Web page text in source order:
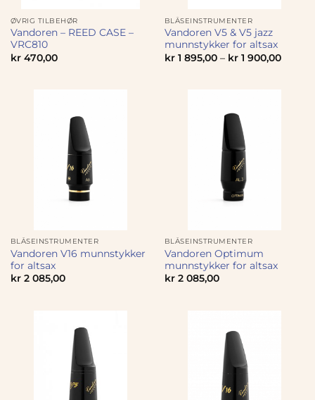
ØVRIG TILBEHØR
Vandoren – REED CASE –
VRC810
kr470,00
BLÅSEINSTRUMENTER
Vandoren V5 & V5 jazz
munnstykker for altsax
kr1 895,00– kr1 900,00
BLÅSEINSTRUMENTER
Vandoren V16 munnstykker
for altsax
kr2 085,00
BLÅSEINSTRUMENTER
Vandoren Optimum
munnstykker for altsax
kr2 085,00